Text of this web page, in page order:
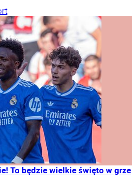
To będzie wielkie święto w grze